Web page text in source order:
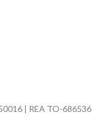
| REA TO-686536